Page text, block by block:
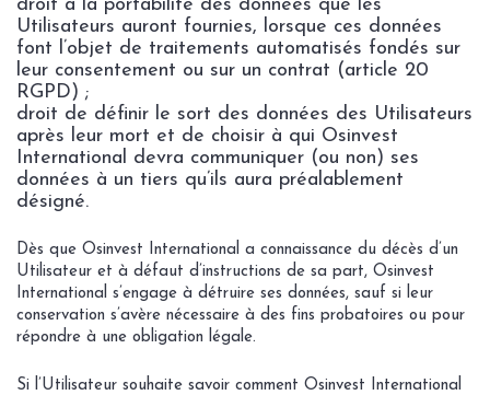
droit à la portabilité des données que les
Utilisateurs auront fournies, lorsque ces données
font l’objet de traitements automatisés fondés sur
leur consentement ou sur un contrat (article 20
RGPD) ;
droit de définir le sort des données des Utilisateurs
après leur mort et de choisir à qui Osinvest
International devra communiquer (ou non) ses
données à un tiers qu’ils aura préalablement
désigné.
Dès que Osinvest International a connaissance du décès d’un
Utilisateur et à défaut d’instructions de sa part, Osinvest
International s’engage à détruire ses données, sauf si leur
conservation s’avère nécessaire à des fins probatoires ou pour
répondre à une obligation légale.
Si l’Utilisateur souhaite savoir comment Osinvest International